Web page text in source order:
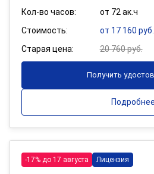
Кол-во часов:
от 72 ак.ч
Стоимость:
от 17 160 руб.
Старая цена:
20 760 руб.
Получить
Подробнее
-17% до 17 августа Лицензия